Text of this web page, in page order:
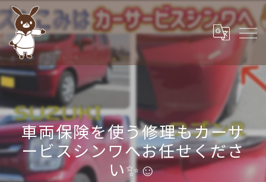
車両保険を使う修理もカーサ
ービスシンワへお任せくださ
い✨☺️